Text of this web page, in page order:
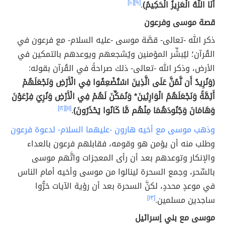
أَنَا اللَّهُ الْعَزِيزُ الْحَكِيمُ).[٩] [١٠]
قصة موسى وفرعون
ذكر الله -تعالى- قصَّة موسى -عليه السلام- مع فرعون في
القُرآن؛ ليُبشِّر المؤمنين ويُشجعهم ويوعدهم بالتمكين في
الأرض، وذكر الله -تعالى- ذلك صراحةً في القُرآن بقوله:
(وَنُرِيدُ أَن نَّمُنَّ عَلَى الَّذِينَ اسْتُضْعِفُوا فِي الْأَرْضِ وَنَجْعَلَهُمْ
أَئِمَّةً وَنَجْعَلَهُمُ الْوَارِثِينَ* وَنُمَكِّنَ لَهُمْ فِي الْأَرْضِ وَنُرِيَ فِرْعَوْنَ
وَهَامَانَ وَجُنُودَهُمَا مِنْهُم مَّا كَانُوا يَحْذَرُونَ).[١١] [١٢]
وذهب موسى مع أخيه هارون -عليهما السلام- لدعوة فرعون
وطلب منه أن يؤمن هو وقومه، فقابلهم فرعون بالعداء
والإنكار وتوعدهم بعد أن رأى المعجزات واتَّهم موسى
بالسِّحر، وجمع السحرة لينالوا من موسى وأخيه أمام الناس
في موعدٍ محددٍ، لكنَّ السحرة بعد أن رؤية الآيات خرُّوا
ساجدين مسلمين.[١٣]
موسى مع بني إسرائيل